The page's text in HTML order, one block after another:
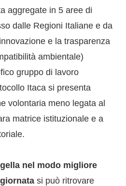
aggregate in 5 aree di
dalle Regioni Italiane e da
e la trasparenza
ambientale)
gruppo di lavoro
Itaca si presenta
volontaria meno legata al
matrice istituzionale e a
nel modo migliore
si può ritrovare